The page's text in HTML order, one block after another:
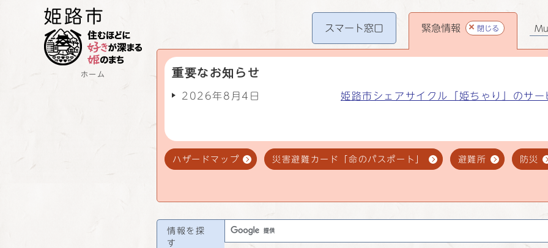
ホーム
スマート窓口 緊急情報 閉じる
重要なお知らせ
2026年8月4日 姫路市シェアサイクル「姫ちゃり」のサ
ハザードマップ 災害避難カード「命のパスポート」 避難所 防災
情報を探
す